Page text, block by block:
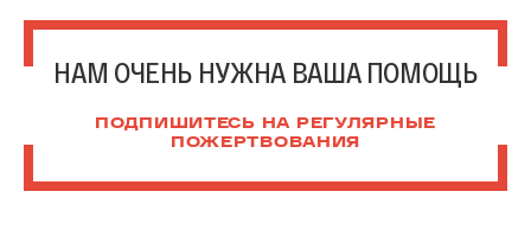
НАМ ОЧЕНЬ НУЖНА ВАША ПОМОЩЬ
ПОДПИШИТЕСЬ НА РЕГУЛЯРНЫЕ
ПОЖЕРТВОВАНИЯ